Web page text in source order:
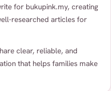
for bukupink.my, creating
researched articles for
clear, reliable, and
that helps families make